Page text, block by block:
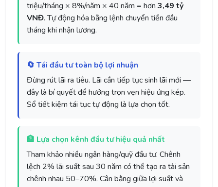
triệu/tháng × 8%/năm × 40 năm = hơn 3,49 tỷ
VNĐ. Tự động hóa bằng lệnh chuyển tiền đầu
tháng khi nhận lương.
🔄 Tái đầu tư toàn bộ lợi nhuận
Đừng rút lãi ra tiêu. Lãi cần tiếp tục sinh lãi mới —
đây là bí quyết để hưởng trọn vẹn hiệu ứng kép.
Sổ tiết kiệm tái tục tự động là lựa chọn tốt.
🏦 Lựa chọn kênh đầu tư hiệu quả nhất
Tham khảo nhiều ngân hàng/quỹ đầu tư. Chênh
lệch 2% lãi suất sau 30 năm có thể tạo ra tài sản
chênh nhau 50–70%. Cân bằng giữa lợi suất và